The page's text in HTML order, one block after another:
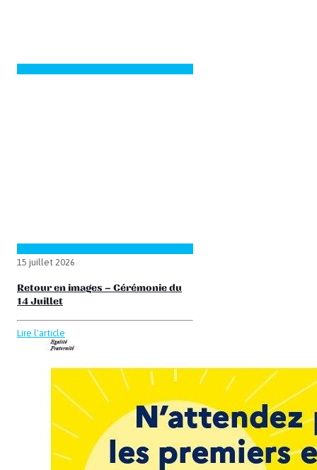
15 juillet 2026
Retour en images – Cérémonie du
14 Juillet
Lire l'article